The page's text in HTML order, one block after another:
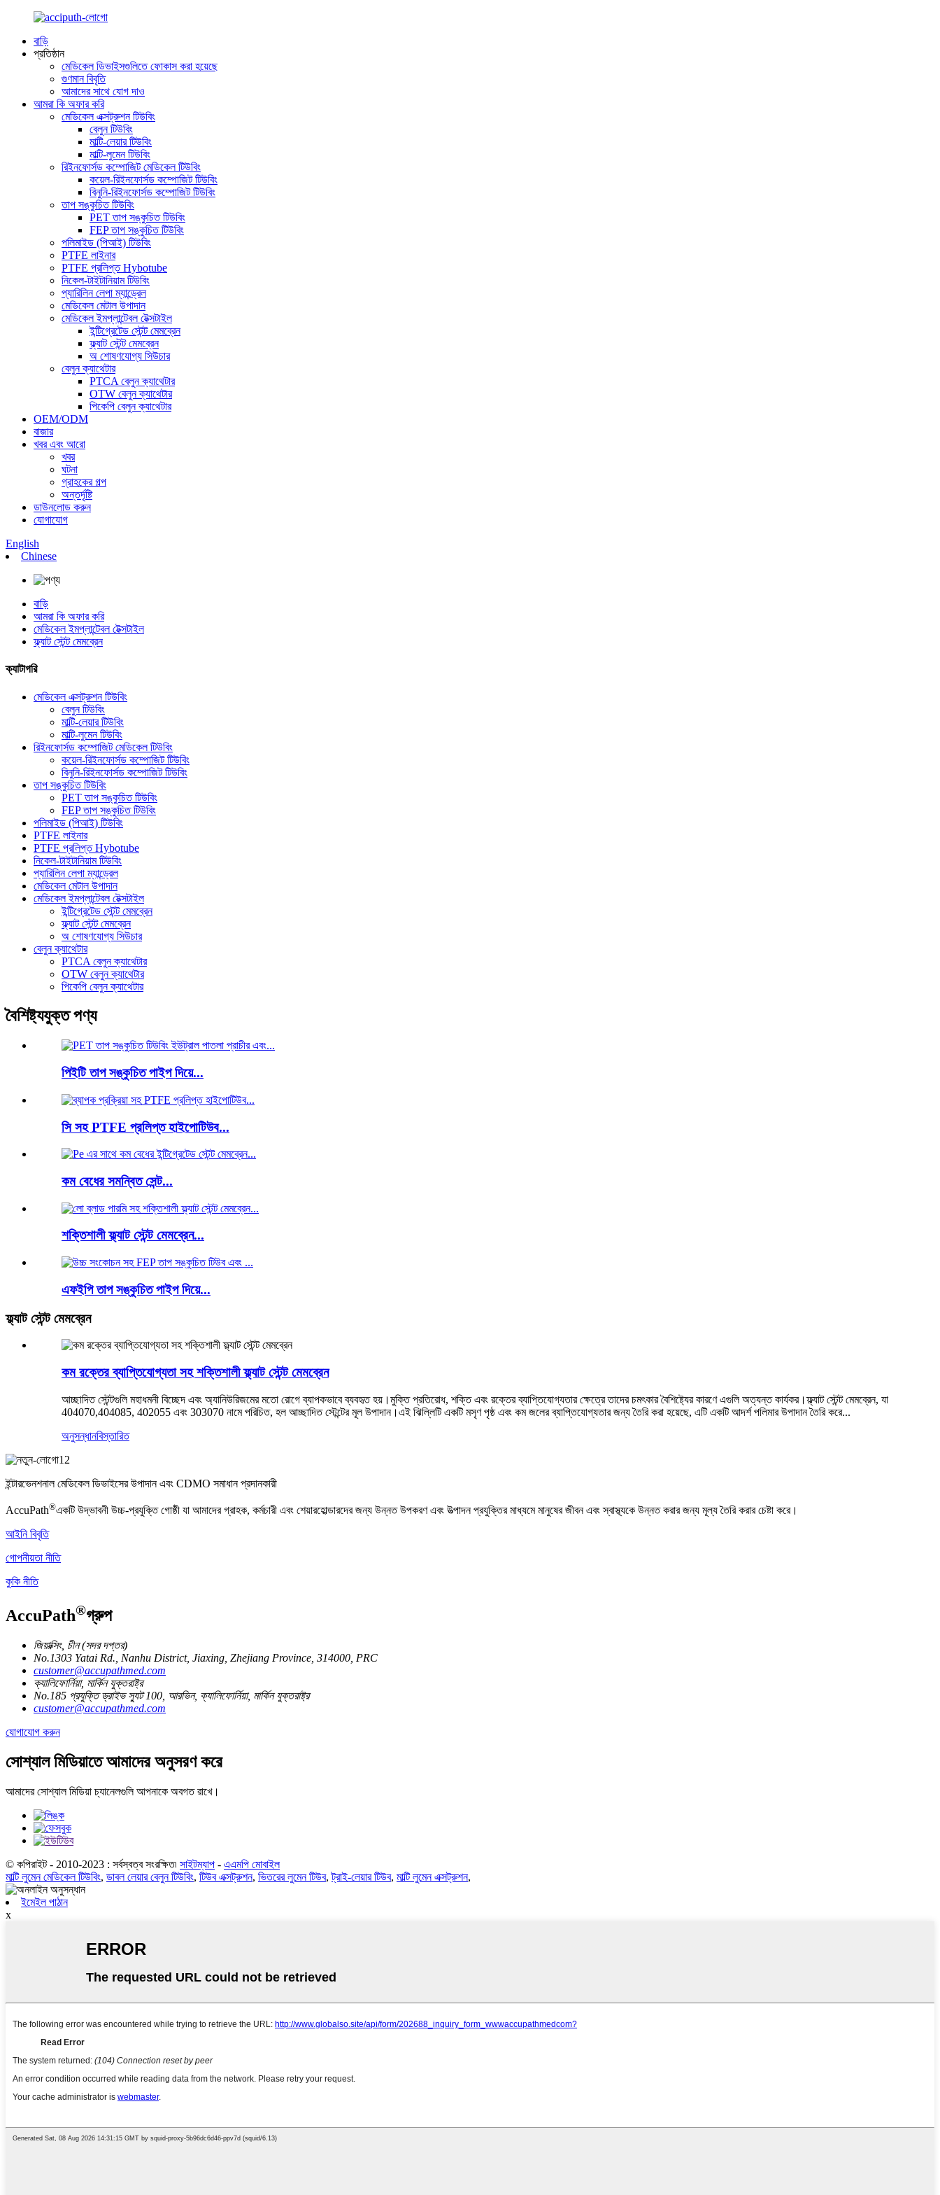
বাড়ি
প্রতিষ্ঠান
মেডিকেল ডিভাইসগুলিতে ফোকাস করা হয়েছে
গুণমান বিবৃতি
আমাদের সাথে যোগ দাও
আমরা কি অফার করি
মেডিকেল এক্সট্রুশন টিউবিং
বেলুন টিউবিং
মাল্টি-লেয়ার টিউবিং
মাল্টি-লুমেন টিউবিং
রিইনফোর্সড কম্পোজিট মেডিকেল টিউবিং
কয়েল-রিইনফোর্সড কম্পোজিট টিউবিং
বিনুনি-রিইনফোর্সড কম্পোজিট টিউবিং
তাপ সঙ্কুচিত টিউবিং
PET তাপ সঙ্কুচিত টিউবিং
FEP তাপ সঙ্কুচিত টিউবিং
পলিমাইড (পিআই) টিউবিং
PTFE লাইনার
PTFE প্রলিপ্ত Hybotube
নিকেল-টাইটানিয়াম টিউবিং
প্যারিলিন লেপা ম্যান্ড্রেল
মেডিকেল মেটাল উপাদান
মেডিকেল ইমপ্লান্টেবল টেক্সটাইল
ইন্টিগ্রেটেড স্টেন্ট মেমব্রেন
ফ্ল্যাট স্টেন্ট মেমব্রেন
অ শোষণযোগ্য সিউচার
বেলুন ক্যাথেটার
PTCA বেলুন ক্যাথেটার
OTW বেলুন ক্যাথেটার
পিকেপি বেলুন ক্যাথেটার
OEM/ODM
বাজার
খবর এবং আরো
খবর
ঘটনা
গ্রাহকের গল্প
অন্তর্দৃষ্টি
ডাউনলোড করুন
যোগাযোগ
English
Chinese
বাড়ি
আমরা কি অফার করি
মেডিকেল ইমপ্লান্টেবল টেক্সটাইল
ফ্ল্যাট স্টেন্ট মেমব্রেন
ক্যাটাগরি
মেডিকেল এক্সট্রুশন টিউবিং
বেলুন টিউবিং
মাল্টি-লেয়ার টিউবিং
মাল্টি-লুমেন টিউবিং
রিইনফোর্সড কম্পোজিট মেডিকেল টিউবিং
কয়েল-রিইনফোর্সড কম্পোজিট টিউবিং
বিনুনি-রিইনফোর্সড কম্পোজিট টিউবিং
তাপ সঙ্কুচিত টিউবিং
PET তাপ সঙ্কুচিত টিউবিং
FEP তাপ সঙ্কুচিত টিউবিং
পলিমাইড (পিআই) টিউবিং
PTFE লাইনার
PTFE প্রলিপ্ত Hybotube
নিকেল-টাইটানিয়াম টিউবিং
প্যারিলিন লেপা ম্যান্ড্রেল
মেডিকেল মেটাল উপাদান
মেডিকেল ইমপ্লান্টেবল টেক্সটাইল
ইন্টিগ্রেটেড স্টেন্ট মেমব্রেন
ফ্ল্যাট স্টেন্ট মেমব্রেন
অ শোষণযোগ্য সিউচার
বেলুন ক্যাথেটার
PTCA বেলুন ক্যাথেটার
OTW বেলুন ক্যাথেটার
পিকেপি বেলুন ক্যাথেটার
বৈশিষ্ট্যযুক্ত পণ্য
পিইটি তাপ সঙ্কুচিত পাইপ দিয়ে...
সি সহ PTFE প্রলিপ্ত হাইপোটিউব...
কম বেধের সমন্বিত সেন্ট...
শক্তিশালী ফ্ল্যাট স্টেন্ট মেমব্রেন...
এফইপি তাপ সঙ্কুচিত পাইপ দিয়ে...
ফ্ল্যাট স্টেন্ট মেমব্রেন
কম রক্তের ব্যাপ্তিযোগ্যতা সহ শক্তিশালী ফ্ল্যাট স্টেন্ট মেমব্রেন
আচ্ছাদিত স্টেন্টগুলি মহাধমনী বিচ্ছেদ এবং অ্যানিউরিজমের মতো রোগে ব্যাপকভাবে ব্যবহৃত হয়।মুক্তি প্রতিরোধ, শক্তি এবং রক্তের ব্যাপ্তিযোগ্যতার ক্ষেত্রে তাদের চমৎকার বৈশিষ্ট্যের কারণে এগুলি অত্যন্ত কার্যকর।ফ্ল্যাট স্টেন্ট মেমব্রেন, যা
404070,404085, 402055 এবং 303070 নামে পরিচিত, হল আচ্ছাদিত স্টেন্টের মূল উপাদান।এই ঝিল্লিটি একটি মসৃণ পৃষ্ঠ এবং কম জলের ব্যাপ্তিযোগ্যতার জন্য তৈরি করা হয়েছে, এটি একটি আদর্শ পলিমার উপাদান তৈরি করে...
অনুসন্ধানবিস্তারিত
ইন্টারভেনশনাল মেডিকেল ডিভাইসের উপাদান এবং CDMO সমাধান প্রদানকারী
AccuPath®একটি উদ্ভাবনী উচ্চ-প্রযুক্তি গোষ্ঠী যা আমাদের গ্রাহক, কর্মচারী এবং শেয়ারহোল্ডারদের জন্য উন্নত উপকরণ এবং উত্পাদন প্রযুক্তির মাধ্যমে মানুষের জীবন এবং স্বাস্থ্যকে উন্নত করার জন্য মূল্য তৈরি করার চেষ্টা করে।
আইনি বিবৃতি
গোপনীয়তা নীতি
কুকি নীতি
AccuPath®গ্রুপ
জিয়াক্সিং, চীন (সদর দপ্তর)
No.1303 Yatai Rd., Nanhu District, Jiaxing, Zhejiang Province, 314000, PRC
customer@accupathmed.com
ক্যালিফোর্নিয়া, মার্কিন যুক্তরাষ্ট্র
No.185 প্রযুক্তি ড্রাইভ স্যুট 100, আরভিন, ক্যালিফোর্নিয়া, মার্কিন যুক্তরাষ্ট্র
customer@accupathmed.com
যোগাযোগ করুন
সোশ্যাল মিডিয়াতে আমাদের অনুসরণ করে
আমাদের সোশ্যাল মিডিয়া চ্যানেলগুলি আপনাকে অবগত রাখে।
© কপিরাইট - 2010-2023 : সর্বস্বত্ব সংরক্ষিত৷ সাইটম্যাপ - এএমপি মোবাইল
মাল্টি লুমেন মেডিকেল টিউবিং, ডাবল লেয়ার বেলুন টিউবিং, টিউব এক্সট্রুশন, ভিতরের লুমেন টিউব,ট্রাই-লেয়ার টিউব, মাল্টি লুমেন এক্সট্রুশন,
ইমেইল পাঠান
x